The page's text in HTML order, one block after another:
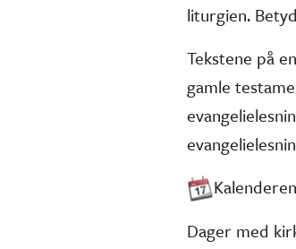
liturgien.
Tekstene på
gamle
Dager med